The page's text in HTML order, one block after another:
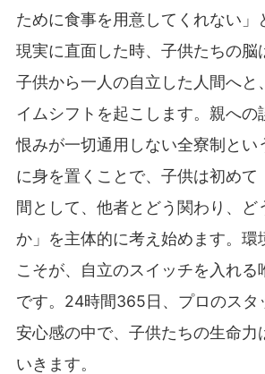
ために食事を用意してくれない」
現実に直面した時、子供たちの脳
子供から一人の自立した人間へと
イムシフトを起こします。親への
恨みが一切通用しない全寮制とい
に身を置くことで、子供は初めて
間として、他者とどう関わり、ど
か」を主体的に考え始めます。環
こそが、自立のスイッチを入れる
です。24時間365日、プロのスタ
安心感の中で、子供たちの生命力
いきます。